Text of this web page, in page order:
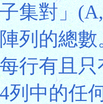
集對」
列的總
行有且
列中的任